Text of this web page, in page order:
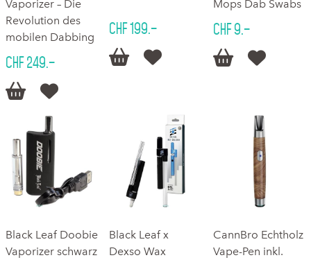
Vaporizer – Die
Revolution des
mobilen Dabbing
CHF 249.–
 
CHF 199.–
 
Mops Dab Swabs
CHF 9.–
 
Black Leaf Doobie
Vaporizer schwarz
Black Leaf x
Dexso Wax
CannBro Echtholz
Vape-Pen inkl.